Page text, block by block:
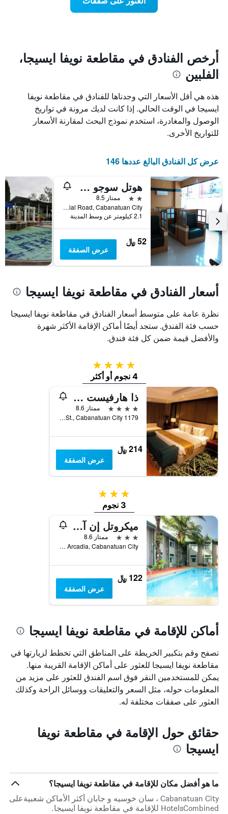
المخطط
1
محور
Y
يعرض
متوسط
سعر
غرفة
في
نهاية
هذا
الأسبوع
خلال
آخر
أيام
محور
X
الذي
يعرض
عدد
الأيام
قبل
الإقامة
يتضمن
التالي
1
محور
Y
الذي
يعرض
متوسط
سعر
غرفة
أرخص الفنادق في مقاطعة نويفا ايسيجا،
الفلبين
هذه هي أقل الأسعار التي وجدناها للفنادق في مقاطعة نويفا
ايسيجا في الوقت الحالي. إذا كانت لديك مرونة في تواريخ
الوصول والمغادرة، استخدم نموذج البحث لمقارنة الأسعار
للتواريخ الأخرى.
عرض كل الفنادق البالغ عددها 146
هوتل سوجو كاباناتوان
2 نجمتين
ممتاز 8.5
Maharlika Highway, Circumferential Road, Cabanatuan City, الفلبين
2.1 كيلومتر عن وسط المدينة
52 ﷼
عرض الصفقة
أسعار الفنادق في مقاطعة نويفا ايسيجا
نظرة عامة على متوسط أسعار الفنادق في مقاطعة نويفا ايسيجا
حسب فئة الفندق. ستجد أيضًا أماكن الإقامة الأكثر شهرة
والأفضل قيمة ضمن كل فئة فندق.
4 نجوم
4 نجوم أو أكثر
ذا هارفيست هوتل مانيدجد باي هيي
4 نجوم
ممتاز 8.6
1179 Pio Del Pilar St., Cabanatuan City, الفلبين
214 ﷼
عرض الصفقة
3 نجوم
3 نجوم
ميكروتل إن آند ويندهام كابانتشان
3 نجوم
ممتاز 8.6
Sta. Arcadia, Cabanatuan City, الفلبين
122 ﷼
عرض الصفقة
أماكن للإقامة في مقاطعة نويفا ايسيجا
تصفح وقم بتكبير الخريطة على المناطق التي تخطط لزيارتها في
مقاطعة نويفا ايسيجا للعثور على أماكن الإقامة القريبة منها.
يمكن للمستخدمين النقر فوق اسم الفندق للعثور على مزيد من
المعلومات حوله، مثل السعر والتعليقات ووسائل الراحة وكذلك
العثور على صفقات مختلفة له.
حقائق حول الإقامة في مقاطعة نويفا
ايسيجا
ما هو أفضل مكان للإقامة في مقاطعة نويفا ايسيجا؟
Cabanatuan City ، سان خوسيه و جابان أكثر الأماكن شعبيةعلى
HotelsCombined للإقامة في مقاطعة نويفا ايسيجا.